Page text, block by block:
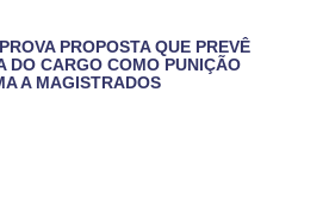
PROPOSTA QUE PREVÊ
DO CARGO COMO PUNIÇÃO
A MAGISTRADOS